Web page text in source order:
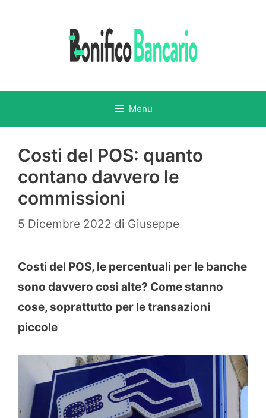
Menu
Costi del POS: quanto
contano davvero le
commissioni
5 Dicembre 2022 di Giuseppe
Costi del POS, le percentuali per le banche
sono davvero così alte? Come stanno
cose, soprattutto per le transazioni
piccole